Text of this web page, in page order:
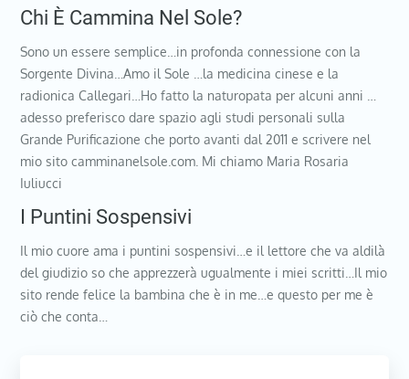
Chi È Cammina Nel Sole?
Sono un essere semplice…in profonda connessione con la
Sorgente Divina…Amo il Sole …la medicina cinese e la
radionica Callegari…Ho fatto la naturopata per alcuni anni …
adesso preferisco dare spazio agli studi personali sulla
Grande Purificazione che porto avanti dal 2011 e scrivere nel
mio sito camminanelsole.com. Mi chiamo Maria Rosaria
Iuliucci
I Puntini Sospensivi
Il mio cuore ama i puntini sospensivi…e il lettore che va aldilà
del giudizio so che apprezzerà ugualmente i miei scritti…Il mio
sito rende felice la bambina che è in me…e questo per me è
ciò che conta…